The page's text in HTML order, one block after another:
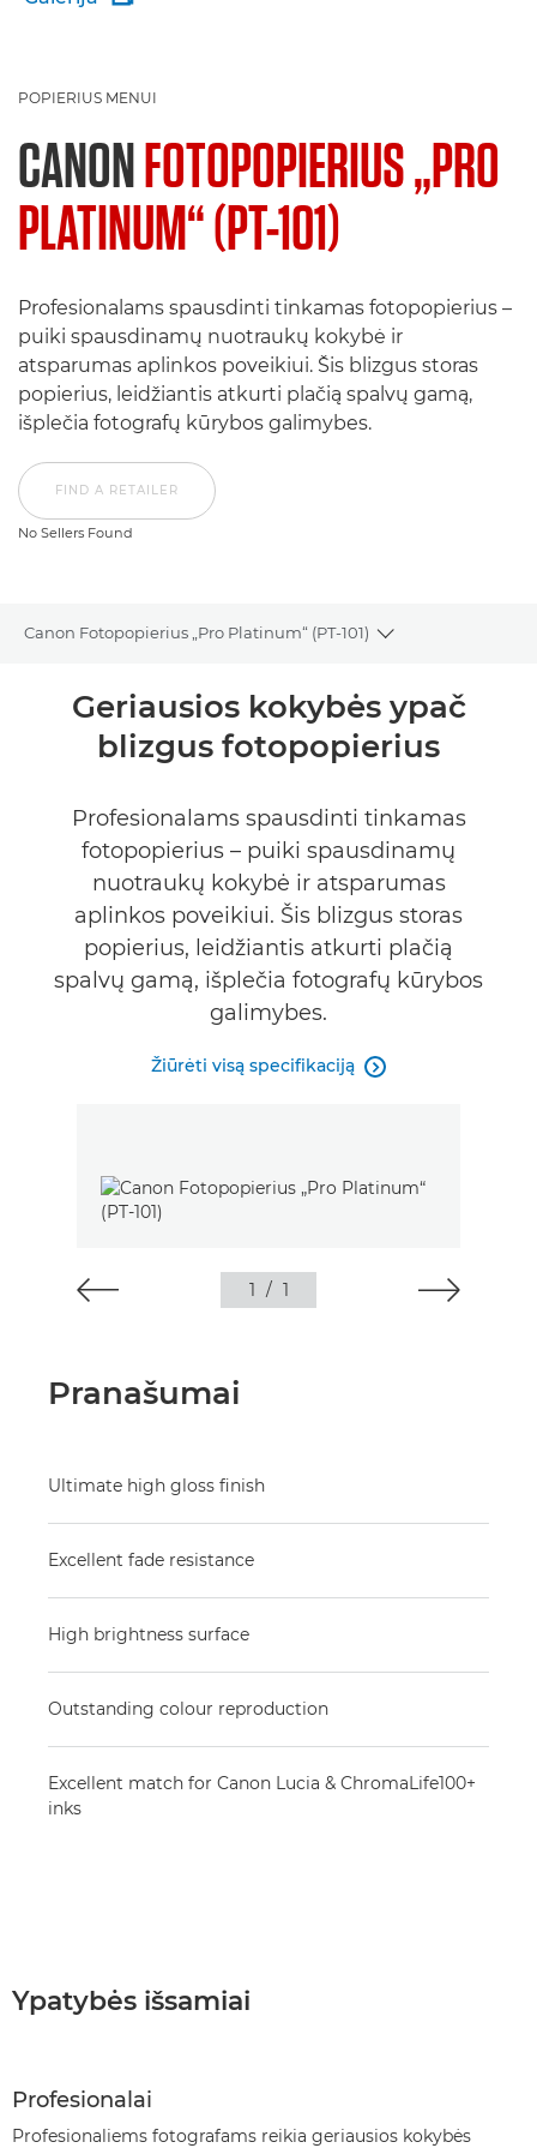
POPIERIUS MENUI
CANONFOTOPOPIERIUS „PRO
PLATINUM“ (PT-101)
Profesionalams spausdinti tinkamas fotopopierius –
puiki spausdinamų nuotraukų kokybė ir
atsparumas aplinkos poveikiui. Šis blizgus storas
popierius, leidžiantis atkurti plačią spalvų gamą,
išplečia fotografų kūrybos galimybes.
FIND A RETAILER
No Sellers Found
Canon Fotopopierius „Pro Platinum“ (PT-101)
Toggle
Bendrieji duomenys
Specifikacijos
Geriausios kokybės ypač
blizgus fotopopierius
Profesionalams spausdinti tinkamas
fotopopierius – puiki spausdinamų
nuotraukų kokybė ir atsparumas
aplinkos poveikiui. Šis blizgus storas
popierius, leidžiantis atkurti plačią
spalvų gamą, išplečia fotografų kūrybos
galimybes.
Žiūrėti visą specifikaciją 
1 / 1
Pranašumai
Ultimate high gloss finish
Excellent fade resistance
High brightness surface
Outstanding colour reproduction
Excellent match for Canon Lucia & ChromaLife100+
inks
Ypatybės išsamiai
Profesionalai
Profesionaliems fotografams reikia geriausios kokybės